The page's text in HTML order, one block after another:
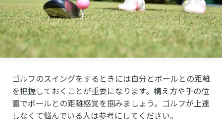
ゴルフのスイングをするときには自分とボールとの距離
を把握しておくことが重要になります。構え方や手の位
置でボールとの距離感覚を掴みましょう。ゴルフが上達
しなくて悩んでいる人は参考にしてください。